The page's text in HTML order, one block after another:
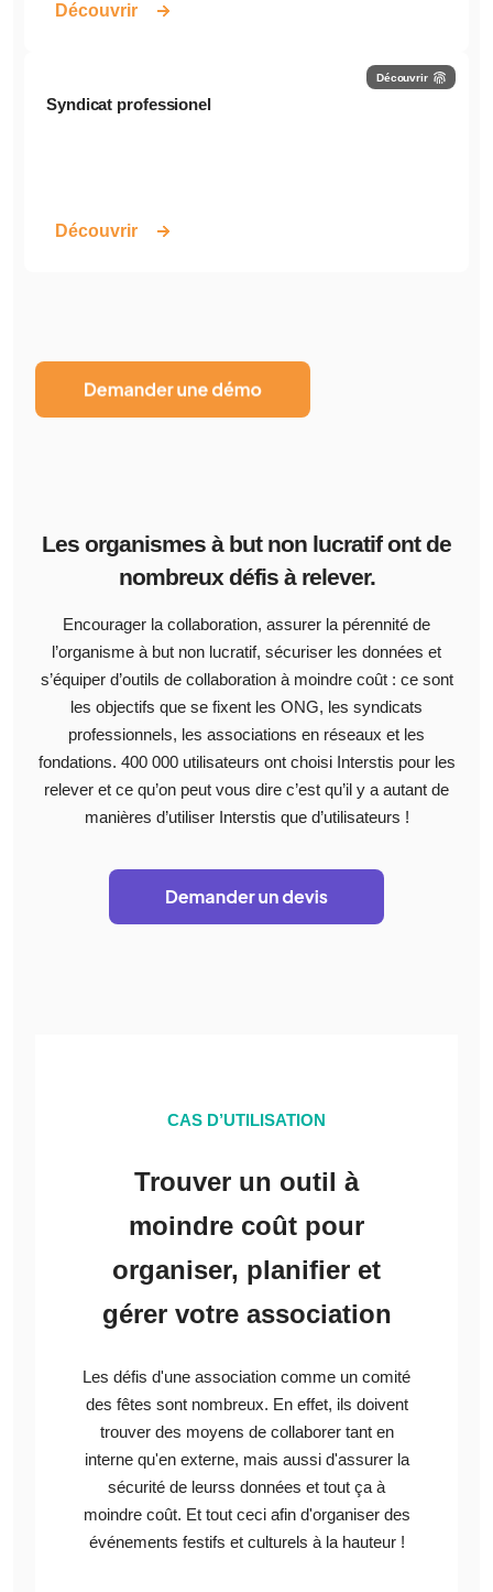
Découvrir
Découvrir
Syndicat professionel
Découvrir
Les organismes à but non lucratif ont de
nombreux défis à relever.
Encourager la collaboration, assurer la pérennité de
l’organisme à but non lucratif, sécuriser les données et
s’équiper d’outils de collaboration à moindre coût : ce sont
les objectifs que se fixent les ONG, les syndicats
professionnels, les associations en réseaux et les
fondations. 400 000 utilisateurs ont choisi Interstis pour les
relever et ce qu’on peut vous dire c’est qu’il y a autant de
manières d’utiliser Interstis que d’utilisateurs !
CAS D’UTILISATION
Trouver un outil à
moindre coût pour
organiser, planifier et
gérer votre association
Les défis d'une association comme un comité
des fêtes sont nombreux. En effet, ils doivent
trouver des moyens de collaborer tant en
interne qu'en externe, mais aussi d'assurer la
sécurité de leurss données et tout ça à
moindre coût. Et tout ceci afin d'organiser des
événements festifs et culturels à la hauteur !